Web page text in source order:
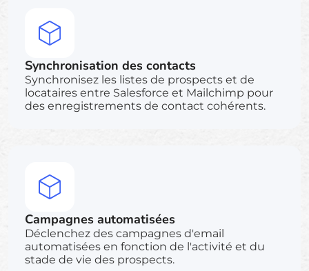
Synchronisation des contacts
Synchronisez les listes de prospects et de
locataires entre Salesforce et Mailchimp pour
des enregistrements de contact cohérents.
Campagnes automatisées
Déclenchez des campagnes d'email
automatisées en fonction de l'activité et du
stade de vie des prospects.